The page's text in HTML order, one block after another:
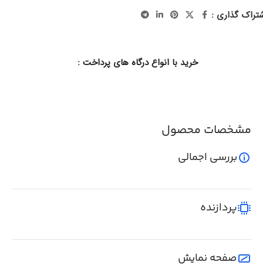
گذاری :
خرید با انواع درگاه های پرداخت :
مشخصات محصول
بررسی اجمالی
پردازنده
صفحه نمایش